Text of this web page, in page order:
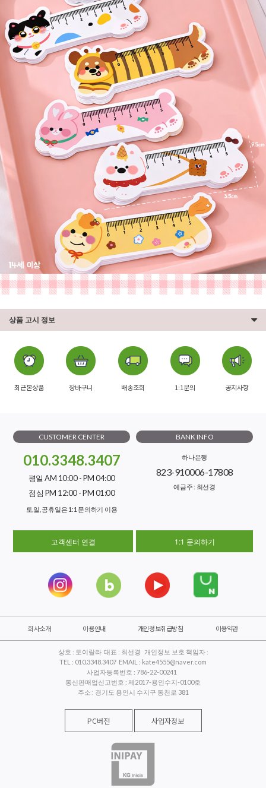
상품 고시 정보
최근본상품 장바구니 배송조회 1:1문의 공지사항
CUSTOMER CENTER
010.3348.3407
평일 AM 10:00 - PM 04:00
점심 PM 12:00 - PM 01:00
토,일, 공휴일은 1:1 문의하기 이용
BANK INFO
하나은행
823-910006-17808
예금주 : 최선경
고객센터 연결 1:1 문의하기
회사소개 이용안내 개인정보취급방침 이용약관
상호 : 토이랄라 대표 : 최선경 개인정보 보호 책임자 :
TEL : 010.3348.3407 EMAIL : kate4555@naver.com
사업자등록번호 : 786-22-00241
통신판매업신고번호 : 제2017-용인수지-0100호
주소 : 경기도 용인시 수지구 동천로 381
PC버전 사업자정보